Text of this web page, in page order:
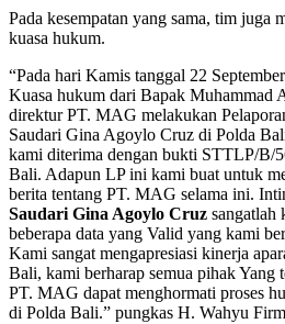
Pada kesempatan yang sama, tim juga
kuasa hukum.
“Pada hari Kamis tanggal 22
Kuasa hukum dari Bapak Muhammad
direktur PT. MAG melakukan
Saudari Gina Agoylo Cruz di Polda
kami diterima dengan bukti STTLP/B/
Bali. Adapun LP ini kami buat untuk
berita tentang PT. MAG selama ini.
Saudari Gina Agoylo Cruz sangatlah
beberapa data yang Valid yang kami
Kami sangat mengapresiasi kinerja
Bali, kami berharap semua pihak Yang
PT. MAG dapat menghormati proses
di Polda Bali.” pungkas H. Wahyu